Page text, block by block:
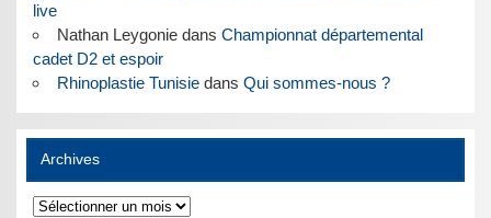
live
Nathan Leygoniedans Championnat départemental
cadet D2 et espoir
Rhinoplastie Tunisiedans Qui sommes-nous ?
Archives
Archives